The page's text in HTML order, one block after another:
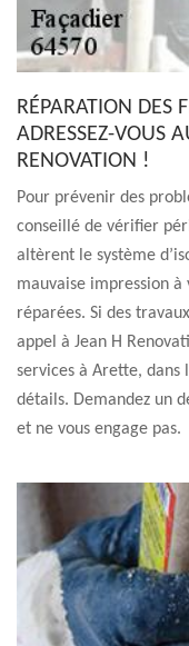
RÉPARATION DES
ADRESSEZ-VOUS
RENOVATION !
Pour prévenir des
conseillé de vérifier
altèrent le système
mauvaise impression
réparées. Si des
appel à Jean H
services à Arette, dans
détails. Demandez un
et ne vous engage pas.